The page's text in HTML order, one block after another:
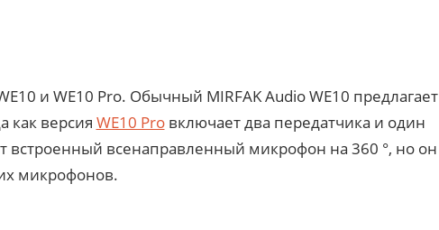
и WE10 Pro. Обычный MIRFAK Audio WE10 предлагает
как версия WE10 Proвключает два передатчика и один
всенаправленный микрофон на 360 °, но он
микрофонов.